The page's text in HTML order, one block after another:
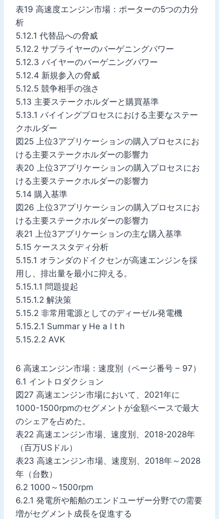
表19 高速度エンジン市場：ポーターの5つの力分
析
5.12.1 代替品への脅威
5.12.2 サプライヤーのバーゲニングパワー
5.12.3 バイヤーのバーゲニングパワー
5.12.4 新規参入の脅威
5.12.5 競争相手の強さ
5.13 主要ステークホルダーと購買基準
5.13.1 バイイングプロセスにおける主要なステー
クホルダー
図25 上位3アプリケーションの購入プロセスにお
ける主要ステークホルダーの影響力
表20 上位3アプリケーションの購入プロセスにお
ける主要ステークホルダーの影響力
5.14 購入基準
図26 上位3アプリケーションの購入プロセスにお
ける主要ステークホルダーの影響力
表21 上位3アプリケーションの主な購入基準
5.15 ケーススタディ分析
5.15.1 オランダのドイクセンが高速エンジンを採
用し、排出量を最小に抑える。
5.15.1.1 問題提起
5.15.1.2 解決策
5.15.2 非常用電源としてのディーゼル発電機
5.15.2.1 Summar y He a l t h
5.15.2.2 AVK
6 高速エンジン市場：速度別（ページ番号 – 97）
6.1 イントロダクション
図27 高速エンジン市場において、2021年に
1000-1500rpmのセグメントが金額ベースで最大
のシェアを占めた。
表22 高速エンジン市場、速度別、2018-2028年
（百万USドル）
表23 高速エンジン市場、速度別、2018年～2028
年（台数）
6.2 1000～1500rpm
6.2.1 発電所や船舶のエンドユーザー分野での需要
増がセグメント成長を促進する